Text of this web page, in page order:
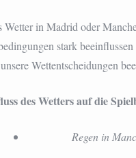
Wetter in Madrid oder
stark
unsere Wettentscheidungen
des Wetters auf die
Regen in